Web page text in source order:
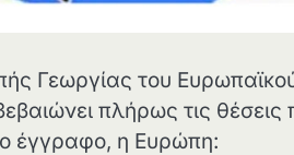
Γεωργίας του
πλήρως τις θέσεις
έγγραφο, η Ευρώπη: